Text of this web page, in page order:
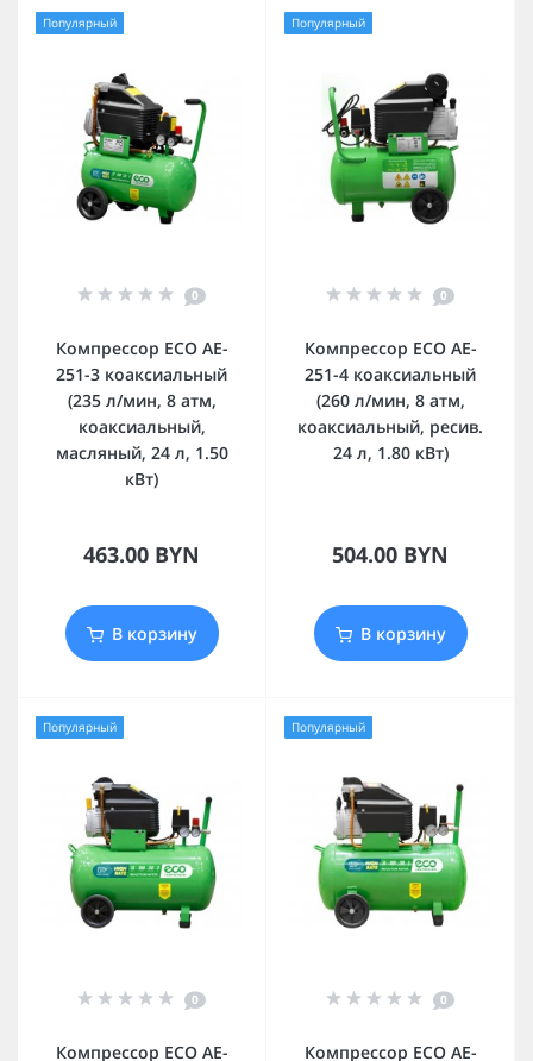
Популярный
0
Компрессор ECO AE-
251-3 коаксиальный
(235 л/мин, 8 атм,
коаксиальный,
масляный, 24 л, 1.50
кВт)
463.00 BYN
В корзину
Популярный
0
Компрессор ECO AE-
251-4 коаксиальный
(260 л/мин, 8 атм,
коаксиальный, ресив.
24 л, 1.80 кВт)
504.00 BYN
В корзину
Популярный
0
Компрессор ECO AE-
Популярный
0
Компрессор ECO AE-